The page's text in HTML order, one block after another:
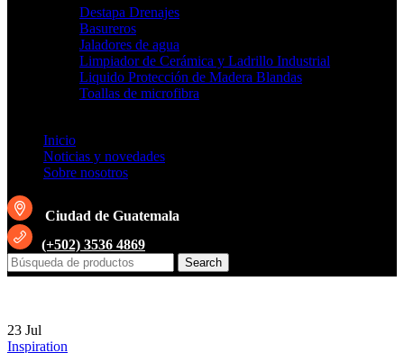
Destapa Drenajes
Basureros
Jaladores de agua
Limpiador de Cerámica y Ladrillo Industrial
Liquido Protección de Madera Blandas
Toallas de microfibra
Inicio
Noticias y novedades
Sobre nosotros
Ciudad de Guatemala
(+502) 3536 4869
Search
23 Jul
Inspiration